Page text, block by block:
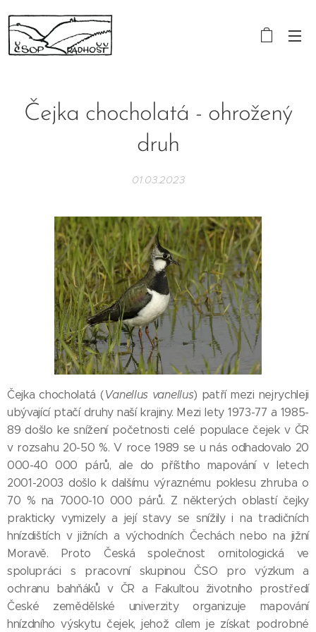
Čejka chocholatá - ohrožený
druh
01.03.2023
Čejka chocholatá (Vanellus vanellus) patří mezi nejrychleji
ubývající ptačí druhy naší krajiny. Mezi lety 1973-77 a 1985-
89 došlo ke snížení početnosti celé populace čejek v ČR
v rozsahu 20-50 %. V roce 1989 se u nás odhadovalo 20
000-40 000 párů, ale do příštího mapování v letech
2001-2003 došlo k dalšímu výraznému poklesu zhruba o
70 % na 7000-10 000 párů. Z některých oblastí čejky
prakticky vymizely a její stavy se snížily i na tradičních
hnízdištích v jižních a východních Čechách nebo na jižní
Moravě. Proto Česká společnost ornitologická ve
spolupráci s pracovní skupinou ČSO pro výzkum a
ochranu bahňáků v ČR a Fakultou životního prostředí
České zemědělské univerzity organizuje mapování
hnízdního výskytu čejek, jehož cílem je získat podrobné